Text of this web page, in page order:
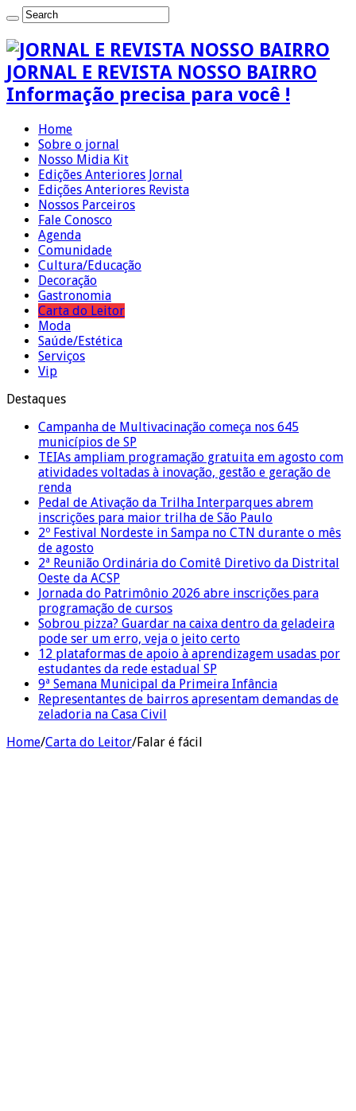
JORNAL E REVISTA NOSSO BAIRRO
Informação precisa para você !
Home
Sobre o jornal
Nosso Midia Kit
Edições Anteriores Jornal
Edições Anteriores Revista
Nossos Parceiros
Fale Conosco
Agenda
Comunidade
Cultura/Educação
Decoração
Gastronomia
Carta do Leitor
Moda
Saúde/Estética
Serviços
Vip
Destaques
Campanha de Multivacinação começa nos 645
municípios de SP
TEIAs ampliam programação gratuita em agosto com
atividades voltadas à inovação, gestão e geração de
renda
Pedal de Ativação da Trilha Interparques abrem
inscrições para maior trilha de São Paulo
2º Festival Nordeste in Sampa no CTN durante o mês
de agosto
2ª Reunião Ordinária do Comitê Diretivo da Distrital
Oeste da ACSP
Jornada do Patrimônio 2026 abre inscrições para
programação de cursos
Sobrou pizza? Guardar na caixa dentro da geladeira
pode ser um erro, veja o jeito certo
12 plataformas de apoio à aprendizagem usadas por
estudantes da rede estadual SP
9ª Semana Municipal da Primeira Infância
Representantes de bairros apresentam demandas de
zeladoria na Casa Civil
Home/Carta do Leitor/Falar é fácil